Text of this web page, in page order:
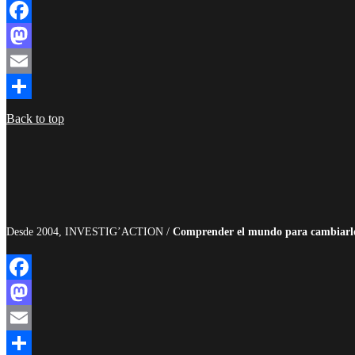
Facebook
Mastodon
Email
Compartir
Back to top
Desde 2004, INVESTIG’ACTION / Comprender el mundo para
Facebook
Mastodon
Email